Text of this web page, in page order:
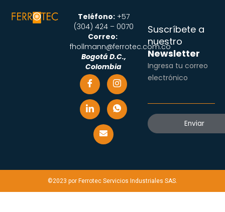
Teléfono:+57
(304) 424 – 0070
Correo:
fhollmann@ferrotec.com.co
Bogotá D.C.,
Colombia
Suscríbete a
nuestro
Newsletter
Ingresa tu correo
electrónico
©2023 por Ferrotec Servicios Industriales SAS.